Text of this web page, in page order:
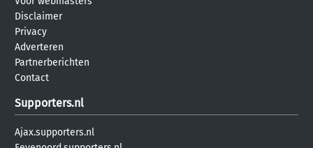
Disclaimer
Privacy
Adverteren
Partnerberichten
Contact
Supporters.nl
Ajax.supporters.nl